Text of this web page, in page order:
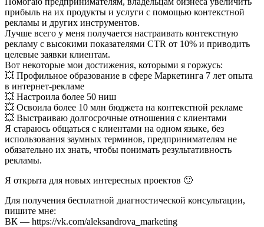
прибыль на их продукты и услуги с помощью контекстной
рекламы и других инструментов.
Лучше всего у меня получается настраивать контекстную
рекламу с высокими показателями CTR от 10% и приводить
целевые заявки клиентам.
Вот некоторые мои достижения, которыми я горжусь:
💥 Профильное образование в сфере Маркетинга 7 лет опыта
в интернет-рекламе
💥 Настроила более 50 ниш
💥 Освоила более 10 млн бюджета на контекстной рекламе
💥 Выстраиваю долгосрочные отношения с клиентами
Я стараюсь общаться с клиентами на одном языке, без
использования заумных терминов, предпринимателям не
обязательно их знать, чтобы понимать результативность
рекламы.
Я открыта для новых интересных проектов 🙂
Для получения бесплатной диагностической консультации,
пишите мне:
ВК — https://vk.com/aleksandrova_marketing